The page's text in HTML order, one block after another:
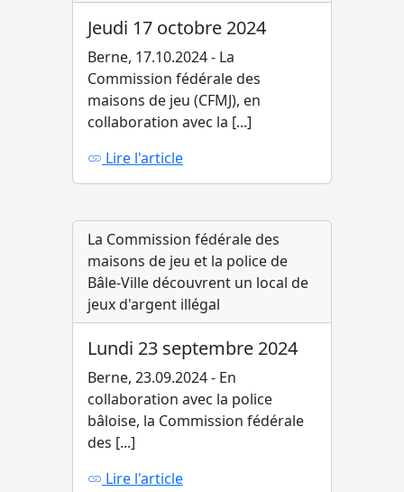
Jeudi 17 octobre 2024
Berne, 17.10.2024 - La
Commission fédérale des
maisons de jeu (CFMJ), en
collaboration avec la [...]
Lire l'article
La Commission fédérale des
maisons de jeu et la police de
Bâle-Ville découvrent un local de
jeux d'argent illégal
Lundi 23 septembre 2024
Berne, 23.09.2024 - En
collaboration avec la police
bâloise, la Commission fédérale
des [...]
Lire l'article